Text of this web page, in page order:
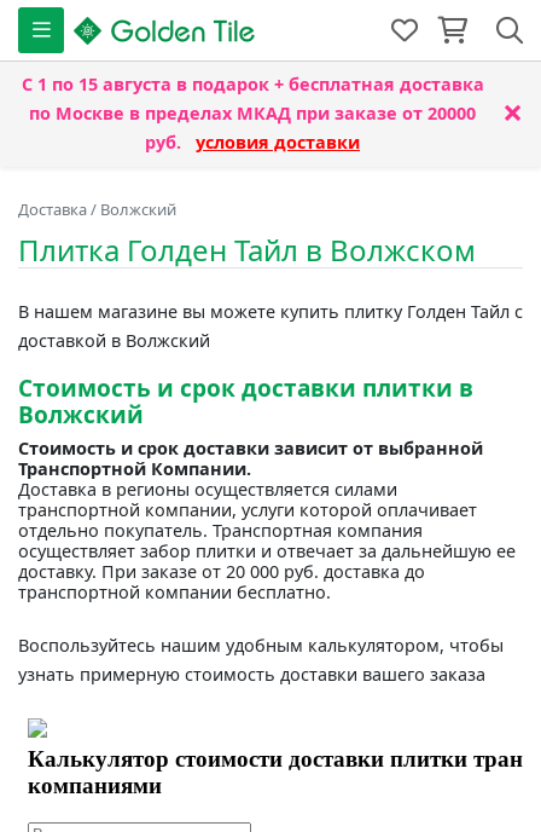
С 1 по 15 августа в подарок + бесплатная доставка
по Москве в пределах МКАД при заказе от 20000
руб. условия доставки
×
Доставка/ Волжский
Плитка Голден Тайл в Волжском
В нашем магазине вы можете купить плитку Голден Тайл с
доставкой в Волжский
Стоимость и срок доставки плитки в
Волжский
Стоимость и срок доставки зависит от выбранной
Транспортной Компании.
Доставка в регионы осуществляется силами
транспортной компании, услуги которой оплачивает
отдельно покупатель. Транспортная компания
осуществляет забор плитки и отвечает за дальнейшую ее
доставку. При заказе от 20 000 руб. доставка до
транспортной компании бесплатно.
Воспользуйтесь нашим удобным калькулятором, чтобы
узнать примерную стоимость доставки вашего заказа